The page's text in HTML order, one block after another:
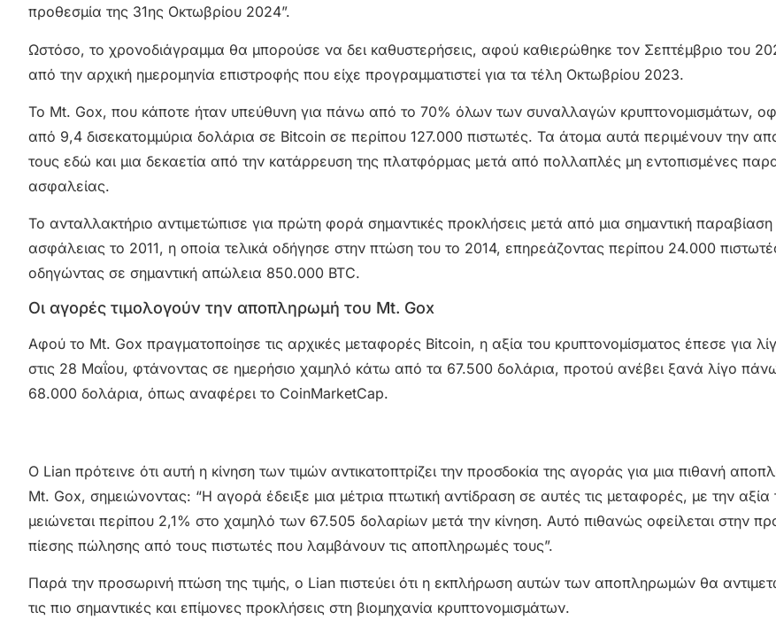
προθεσμία της 31ης Οκτωβρίου 2024”.
Ωστόσο, το χρονοδιάγραμμα θα μπορούσε να δει καθυστερήσεις, αφού καθιερώθηκε τον Σεπτέμβριο του
από την αρχική ημερομηνία επιστροφής που είχε προγραμματιστεί για τα τέλη Οκτωβρίου 2023.
To Mt. Gox, που κάποτε ήταν υπεύθυνη για πάνω από το 70% όλων των συναλλαγών κρυπτονομισμάτων,
από 9,4 δισεκατομμύρια δολάρια σε Bitcoin σε περίπου 127.000 πιστωτές. Τα άτομα αυτά περιμένουν την
τους εδώ και μια δεκαετία από την κατάρρευση της πλατφόρμας μετά από πολλαπλές μη εντοπισμένες
ασφαλείας.
Το ανταλλακτήριο αντιμετώπισε για πρώτη φορά σημαντικές προκλήσεις μετά από μια σημαντική παραβίαση
ασφάλειας το 2011, η οποία τελικά οδήγησε στην πτώση του το 2014, επηρεάζοντας περίπου 24.000
οδηγώντας σε σημαντική απώλεια 850.000 BTC.
Οι αγορές τιμολογούν την αποπληρωμή του Mt. Gox
Αφού το Mt. Gox πραγματοποίησε τις αρχικές μεταφορές Bitcoin, η αξία του κρυπτονομίσματος έπεσε για
στις 28 Μαΐου, φτάνοντας σε ημερήσιο χαμηλό κάτω από τα 67.500 δολάρια, προτού ανέβει ξανά λίγο
68.000 δολάρια, όπως αναφέρει το CoinMarketCap.
Ο Lian πρότεινε ότι αυτή η κίνηση των τιμών αντικατοπτρίζει την προσδοκία της αγοράς για μια πιθανή
Mt. Gox, σημειώνοντας: “Η αγορά έδειξε μια μέτρια πτωτική αντίδραση σε αυτές τις μεταφορές, με την
μειώνεται περίπου 2,1% στο χαμηλό των 67.505 δολαρίων μετά την κίνηση. Αυτό πιθανώς οφείλεται στην
πίεσης πώλησης από τους πιστωτές που λαμβάνουν τις αποπληρωμές τους”.
Παρά την προσωρινή πτώση της τιμής, ο Lian πιστεύει ότι η εκπλήρωση αυτών των αποπληρωμών θα
τις πιο σημαντικές και επίμονες προκλήσεις στη βιομηχανία κρυπτονομισμάτων.